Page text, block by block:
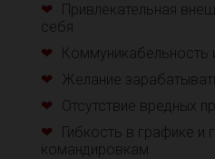
Привлекательная
себя
Коммуникабельность
Желание
Отсутствие вредных
Гибкость в графике и
командировкам